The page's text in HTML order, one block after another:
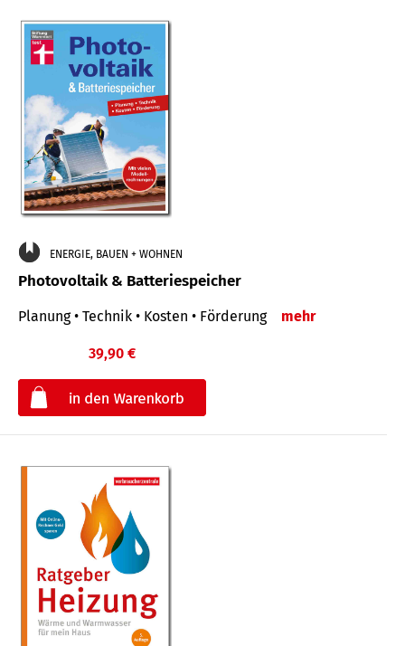
ENERGIE, BAUEN + WOHNEN
Photovoltaik & Batteriespeicher
Planung • Technik • Kosten • Förderung mehr
39,90 €